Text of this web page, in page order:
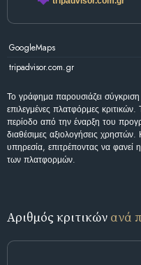
GoogleMaps
tripadvisor.com.gr
Το γράφημα παρουσιάζει
επιλεγμένες πλατφόρμες
περίοδο από την έναρξη του
διαθέσιμες αξιολογήσεις
υπηρεσία, επιτρέποντας να φανεί
των πλατφορμών.
Αριθμός κριτικών ανά